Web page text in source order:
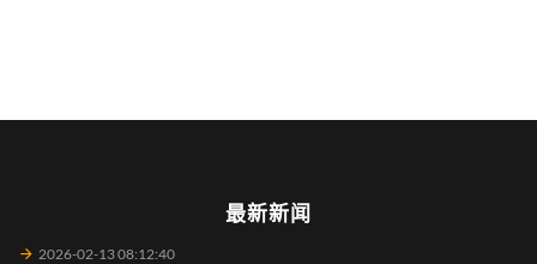
最新新闻
2026-02-13 08:12:40